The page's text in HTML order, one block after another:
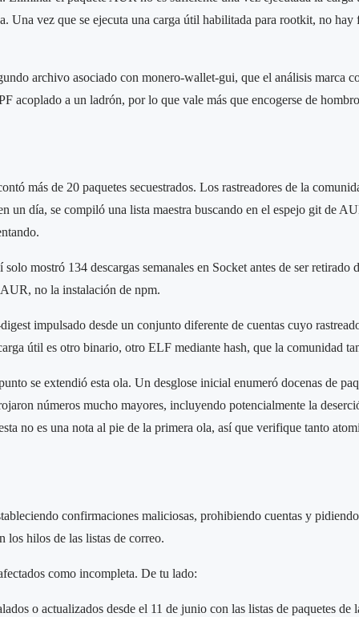
Una vez que se ejecuta una carga útil habilitada para rootkit, no hay
archivo asociado con monero-wallet-gui, que el análisis marca
acoplado a un ladrón, por lo que vale más que encogerse de
más de 20 paquetes secuestrados. Los rastreadores de la
un día, se compiló una lista maestra buscando en el espejo git de
mostró 134 descargas semanales en Socket antes de ser
no la instalación de npm.
impulsado desde un conjunto diferente de cuentas cuyo
útil es otro binario, otro ELF mediante hash, que la comunidad
se extendió esta ola. Un desglose inicial enumeró docenas de
números mucho mayores, incluyendo potencialmente la
no es una nota al pie de la primera ola, así que verifique tanto
confirmaciones maliciosas, prohibiendo cuentas y
los hilos de las listas de correo.
como incompleta. De tu lado:
o actualizados desde el 11 de junio con las listas de paquetes de